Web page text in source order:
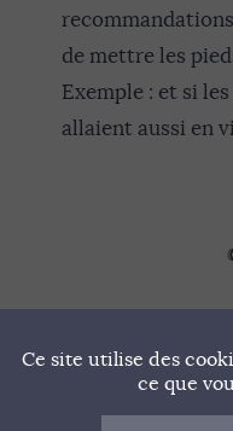
de mettre les
Exemple : et si
allaient aussi en
Ce site utilise des
ce que